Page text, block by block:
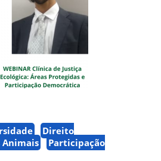
Direito
Participação